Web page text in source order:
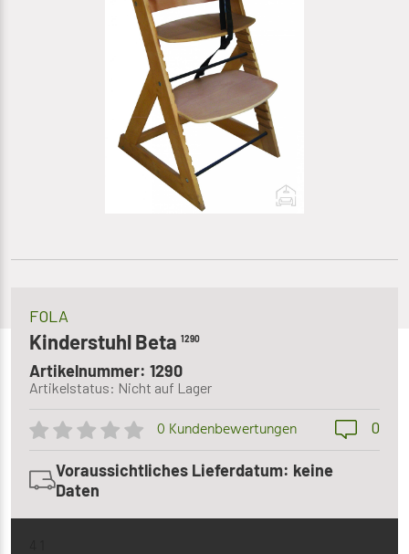
FOLA
Kinderstuhl Beta 1290
Artikelnummer: 1290
Artikelstatus: Nicht auf Lager
0 Kundenbewertungen 0
Voraussichtliches Lieferdatum: keine
Daten